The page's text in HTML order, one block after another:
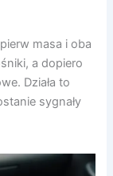
masa i oba
a dopiero
Działa to
sygnały